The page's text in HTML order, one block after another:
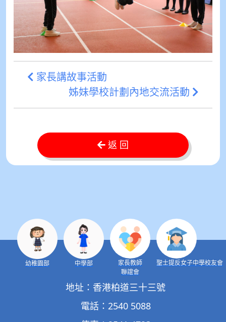
家長講故事活動
姊妹學校計劃內地交流活動
返 回
地址：香港柏道三十三號
電話：2540 5088
幼稚園部 中學部
家長教師
聯誼會
聖士提反女子中學校友會